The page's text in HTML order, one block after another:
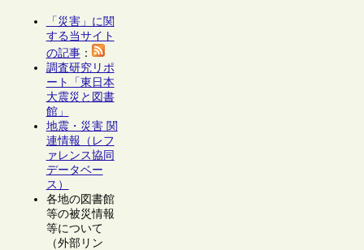
「災害」に関
する当サイト
の記事：
調査研究リポ
ート「東日本
大震災と図書
館」
地震・災害 関
連情報（レフ
ァレンス協同
データベー
ス）
各地の図書館
等の被災情報
等について
（外部リン